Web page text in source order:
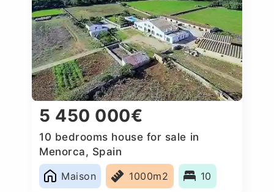
5 450 000€
10 bedrooms house for sale in
Menorca, Spain
Maison
1000m2 10